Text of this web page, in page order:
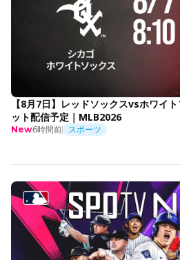
【8月7日】レッドソックスvsホワイ
ット配信予定｜MLB2026
New6時間前 スポーツ